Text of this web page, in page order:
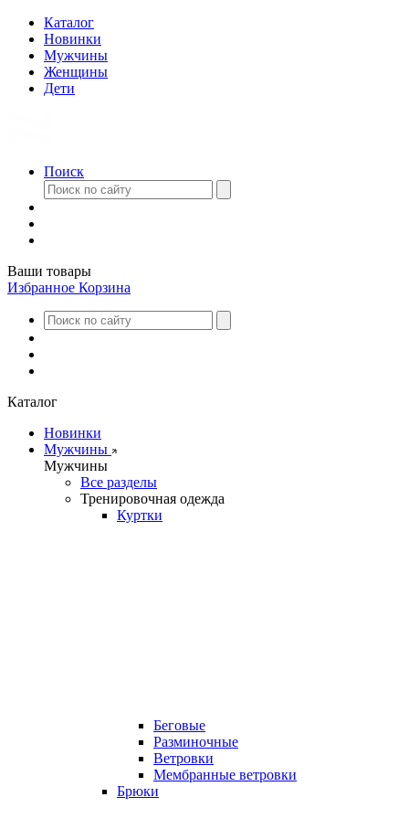
Каталог
Новинки
Мужчины
Женщины
Дети
Поиск
Ваши товары
Избранное Корзина
Каталог
Новинки
Мужчины
Мужчины
Все разделы
Тренировочная одежда
Куртки
Беговые
Разминочные
Ветровки
Мембранные ветровки
Брюки